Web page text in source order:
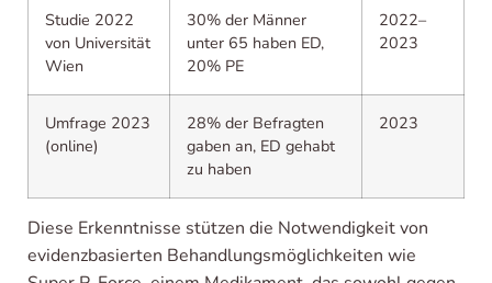
Studie 2022
von Universität
Wien
30% der Männer
unter 65 haben ED,
20% PE
2022–
2023
Umfrage 2023
(online)
28% der Befragten
gaben an, ED gehabt
zu haben
2023
Diese Erkenntnisse stützen die Notwendigkeit von
evidenzbasierten Behandlungsmöglichkeiten wie